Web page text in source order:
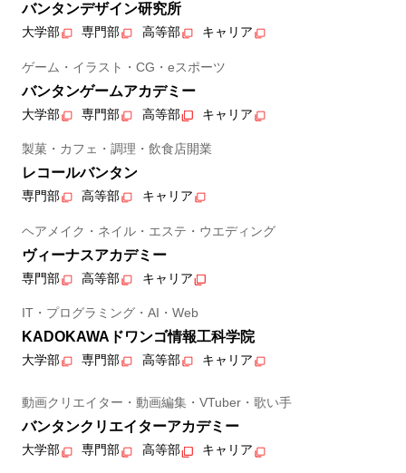
バンタンデザイン研究所
大学部 専門部 高等部 キャリア
ゲーム・イラスト・CG・eスポーツ
バンタンゲームアカデミー
大学部 専門部 高等部 キャリア
製菓・カフェ・調理・飲食店開業
レコールバンタン
専門部 高等部 キャリア
ヘアメイク・ネイル・エステ・ウエディング
ヴィーナスアカデミー
専門部 高等部 キャリア
IT・プログラミング・AI・Web
KADOKAWAドワンゴ情報工科学院
大学部 専門部 高等部 キャリア
動画クリエイター・動画編集・VTuber・歌い手
バンタンクリエイターアカデミー
大学部 専門部 高等部 キャリア